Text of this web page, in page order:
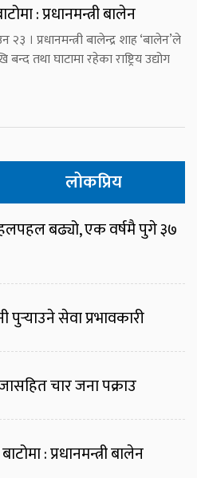
: प्रधानमन्त्री बालेन
२३ । प्रधानमन्त्री बालेन्द्र शाह ‘बालेन’ले
तथा घाटामा रहेका राष्ट्रिय उद्योग
लोकप्रिय
बढ्यो, एक वर्षमै पुगे ३७
सेवा प्रभावकारी
चार जना पक्राउ
: प्रधानमन्त्री बालेन